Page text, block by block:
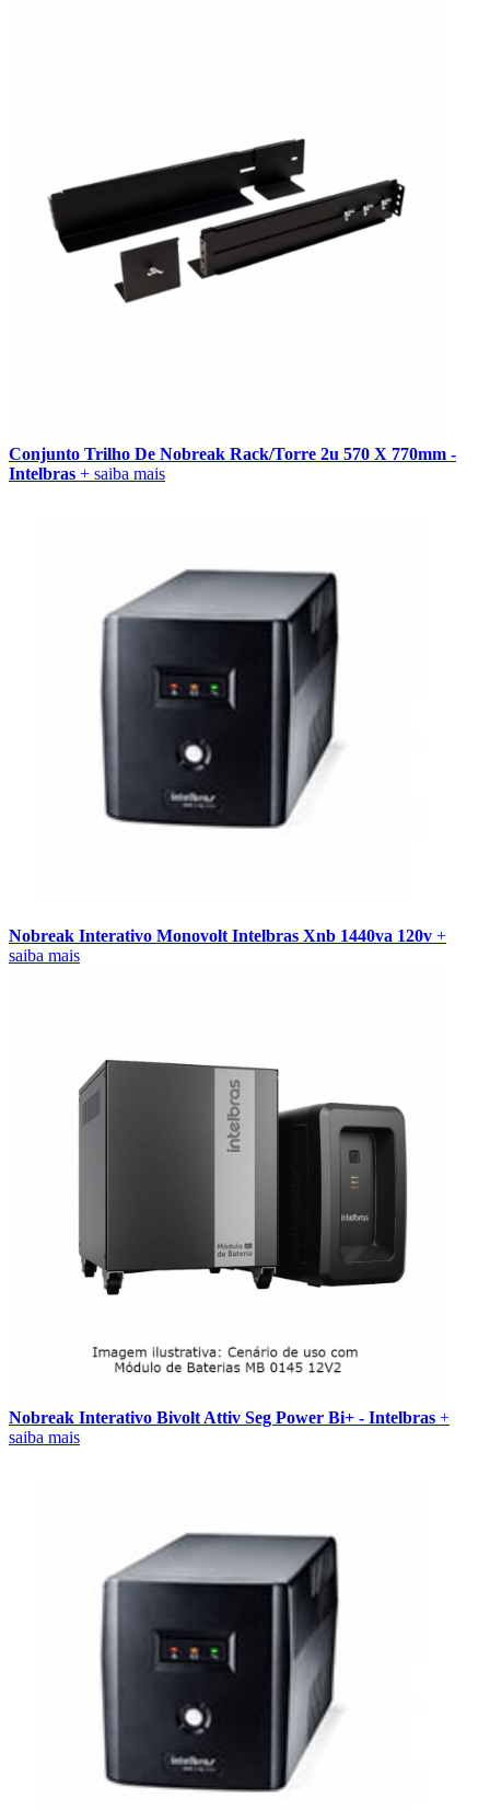
Conjunto Trilho De Nobreak Rack/Torre 2u 570 X 770mm -
Intelbras + saiba mais
Nobreak Interativo Monovolt Intelbras Xnb 1440va 120v +
saiba mais
Nobreak Interativo Bivolt Attiv Seg Power Bi+ - Intelbras +
saiba mais